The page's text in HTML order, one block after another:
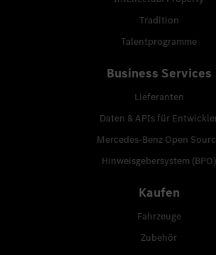
Tradition
Talentprogramme
Business Services
Lieferanten
Daten & APIs für
Mercedes-Benz Open
Hinweisgebersystem (BPO)
Kaufen
Fahrzeuge
Zubehör